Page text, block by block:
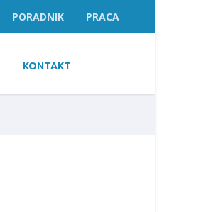
PORADNIK PRACA
KONTAKT